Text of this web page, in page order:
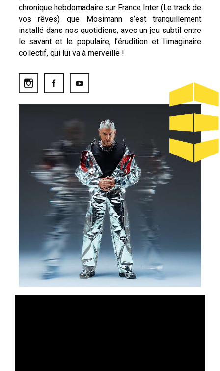
chronique hebdomadaire sur France Inter (Le track de
vos rêves) que Mosimann s’est tranquillement
installé dans nos quotidiens, avec un jeu subtil entre
le savant et le populaire, l’érudition et l’imaginaire
collectif, qui lui va à merveille !